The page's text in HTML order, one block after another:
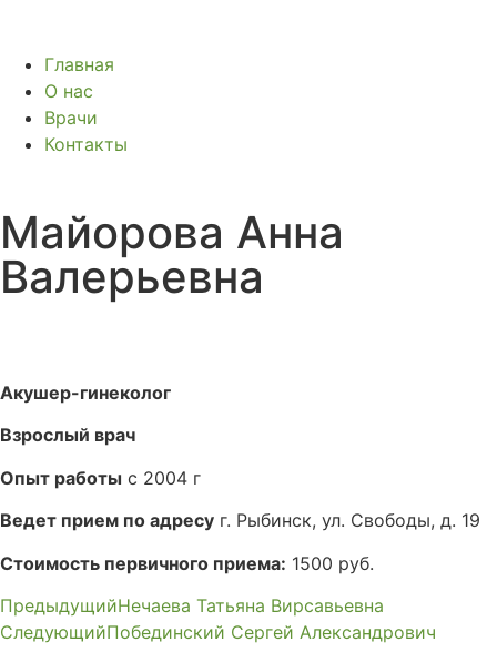
Главная
О нас
Врачи
Контакты
Майорова Анна
Валерьевна
Акушер-гинеколог
Взрослый врач
Опыт работы с 2004 г
Ведет прием по адресу г. Рыбинск, ул. Свободы, д. 19
Стоимость первичного приема: 1500 руб.
ПредыдущийНечаева Татьяна Вирсавьевна
СледующийПобединский Сергей Александрович